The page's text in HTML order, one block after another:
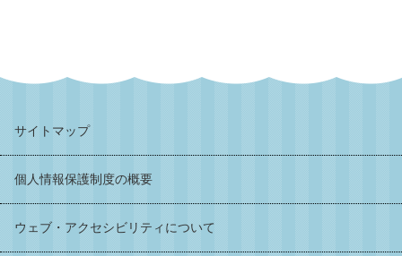
サイトマップ
個人情報保護制度の概要
ウェブ・アクセシビリティについて